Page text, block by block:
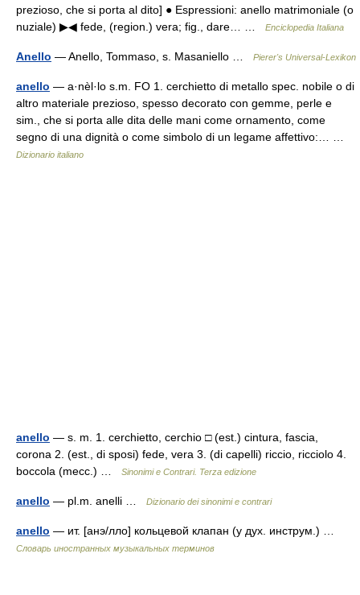
prezioso, che si porta al dito] ● Espressioni: anello matrimoniale (o
nuziale) ▶◀ fede, (region.) vera; fig., dare… …
Enciclopedia Italiana
Anello — Anello, Tommaso, s. Masaniello … Pierer's Universal-Lexikon
anello — a·nèl·lo s.m. FO 1. cerchietto di metallo spec. nobile o di
altro materiale prezioso, spesso decorato con gemme, perle e
sim., che si porta alle dita delle mani come ornamento, come
segno di una dignità o come simbolo di un legame affettivo:… …
Dizionario italiano
anello — s. m. 1. cerchietto, cerchio □ (est.) cintura, fascia,
corona 2. (est., di sposi) fede, vera 3. (di capelli) riccio, ricciolo 4.
boccola (mecc.) …
Sinonimi e Contrari. Terza edizione
anello — pl.m. anelli … Dizionario dei sinonimi e contrari
anello — ит. [анэ/лло] кольцевой клапан (у дух. инструм.) …
Словарь иностранных музыкальных терминов